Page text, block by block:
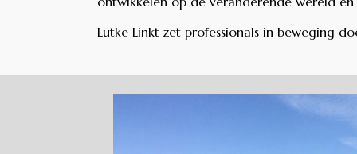
Lutke Linkt zet professionals in beweging